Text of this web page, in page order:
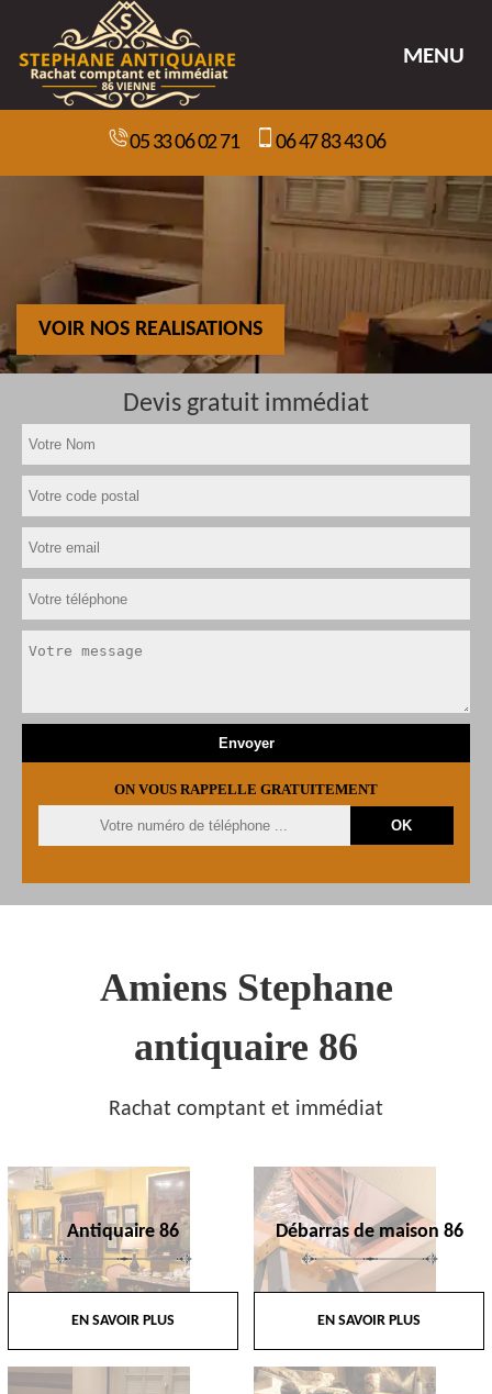
MENU
05 33 06 02 71 06 47 83 43 06
VOIR NOS REALISATIONS
Devis gratuit immédiat
ON VOUS RAPPELLE GRATUITEMENT
Amiens Stephane
antiquaire 86
Rachat comptant et immédiat
Antiquaire 86
EN SAVOIR PLUS
Débarras de maison 86
EN SAVOIR PLUS